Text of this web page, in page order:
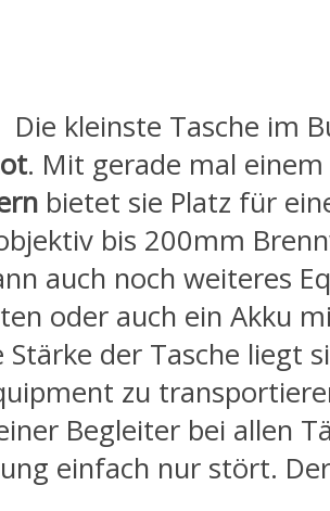
Die kleinste Tasche im
. Mit gerade mal
bietet sie Platz für
bis 200mm
auch noch weiteres
oder auch ein Akku
Stärke der Tasche liegt
zu
Begleiter bei allen
einfach nur stört.